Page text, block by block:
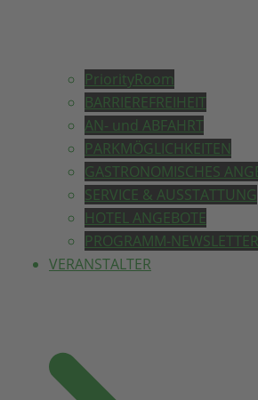
PriorityRoom
BARRIEREFREIHEIT
AN- und ABFAHRT
PARKMÖGLICHKEITEN
GASTRONOMISCHES
SERVICE & AUSSTATTUNG
HOTEL ANGEBOTE
PROGRAMM-NEWSLETTER
VERANSTALTER